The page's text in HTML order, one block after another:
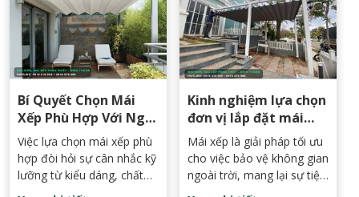
Bí Quyết Chọn Mái
Xếp Phù Hợp Với Ngôi
Nhà Của Bạn
Việc lựa chọn mái xếp phù
hợp đòi hỏi sự cân nhắc kỹ
lưỡng từ kiểu dáng, chất
liệu đến đơn vị thi công.
Kinh nghiệm lựa chọn
đơn vị lắp đặt mái
xếp chất lượng, giá rẻ
tại Phan Thiết, Bình
Thuận
Mái xếp là giải pháp tối ưu
cho việc bảo vệ không gian
ngoài trời, mang lại sự tiện
nghi và thẩm mỹ cho ngôi